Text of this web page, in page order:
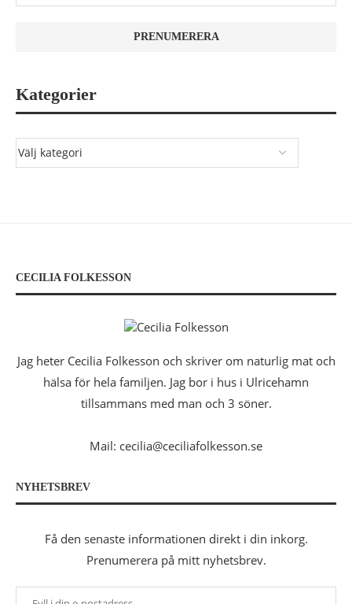
Kategorier
CECILIA FOLKESSON
Jag heter Cecilia Folkesson och skriver om naturlig mat och
hälsa för hela familjen. Jag bor i hus i Ulricehamn
tillsammans med man och 3 söner.
Mail: cecilia@ceciliafolkesson.se
NYHETSBREV
Få den senaste informationen direkt i din inkorg.
Prenumerera på mitt nyhetsbrev.